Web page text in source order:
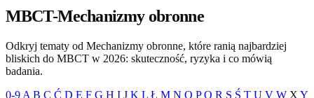
MBCT-Mechanizmy obronne
Odkryj tematy od Mechanizmy obronne, które ranią najbardziej
bliskich do MBCT w 2026: skuteczność, ryzyka i co mówią
badania.
0-9 A B C Ć D E F G H I J K L Ł M N O PQ R S Ś T U V W X Y